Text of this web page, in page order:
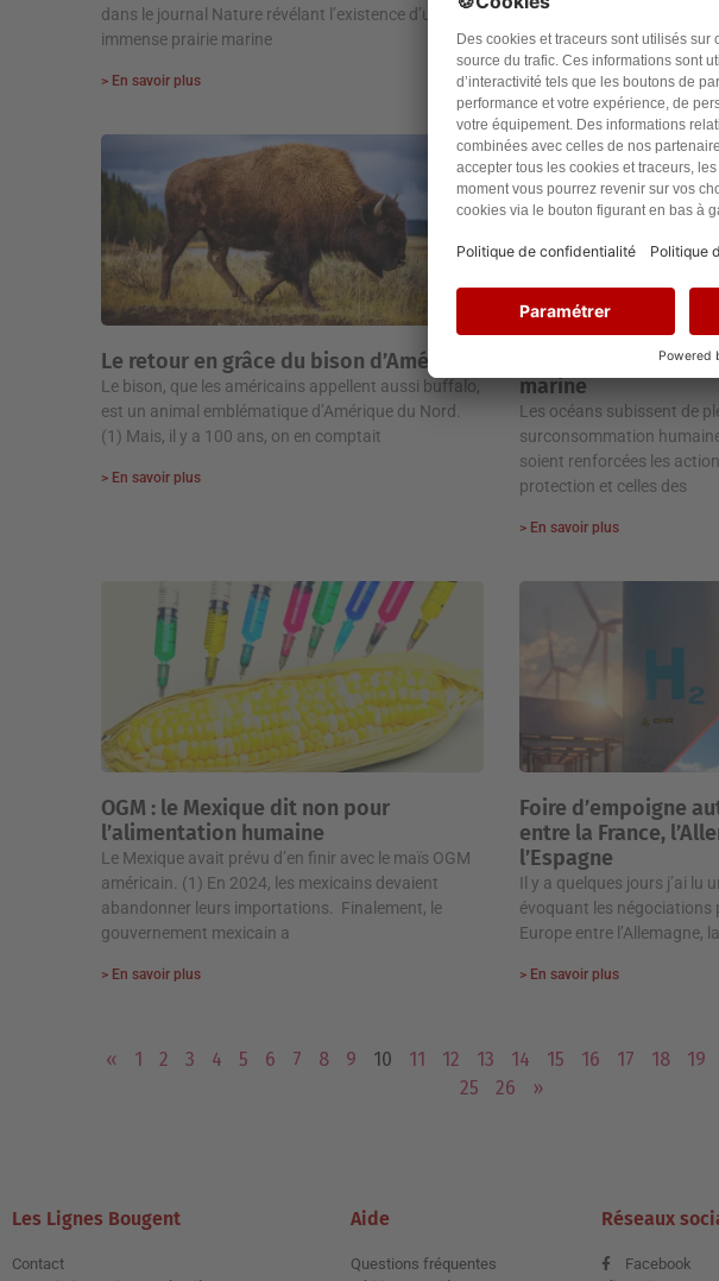
dans le journal Nature révélant l’existence d’une
immense prairie marine
> En savoir plus
> En savoir plus
Le retour en grâce du bison d’Amérique
Le bison, que les américains appellent aussi buffalo,
est un animal emblématique d’Amérique du Nord.
(1) Mais, il y a 100 ans, on en comptait
> En savoir plus
3 grands dangers
marine
Les océans subissent de
surconsommation
soient renforcées les
protection et celles des
> En savoir plus
OGM : le Mexique dit non pour
l’alimentation humaine
Le Mexique avait prévu d’en finir avec le maïs OGM
américain. (1) En 2024, les mexicains devaient
abandonner leurs importations. Finalement, le
gouvernement mexicain a
> En savoir plus
Foire d’empoigne
entre la France,
l’Espagne
Il y a quelques jours j’ai lu
évoquant les négociations
Europe entre l’Allemagne,
> En savoir plus
« 1 2 3 4 5 6 7 8 9 10 11 12 13 14 15 16 17 18 19
25
26 »
Les Lignes Bougent
Contact
Aide
Questions fréquentes
Réseaux
Facebook